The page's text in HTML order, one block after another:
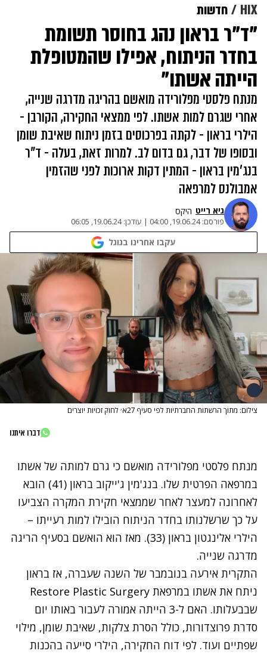
HIX חדשות
"ד"ר בראון נהג בחוסר תשומת
בחדר הניתוח, אפילו שהמטופלת
הייתה אשתו"
מנתח פלסטי מפלורידה מואשם בהריגה מדרגה שנייה,
אחרי שגרם למות אשתו. לפי ממצאי החקירה, הקורבן -
הילרי בראון - לקתה בפרכוסים בזמן ניתוח שאיבת שומן
ובסופו של דבר, גם בדום לב. למרות זאת, בעלה - ד"ר
בנג'מין בראון - המתין דקות ארוכות לפני שהזמין
אמבולנס למרפאה
גיא רייט היקס
פורסם:19.06.24, 04:00
| עודכן:19.06.24, 06:05
עקבו אחרינו בגוגל
צילום: מתוך הרשתות החברתיות לפי סעיף 27א׳ לחוק זכויות יוצרים
דברו איתנו
מנתח פלסטי מפלורידה מואשם כי גרם למותה של אשתו
במרפאה הפרטית שלו. בנג'מין ג'ייקוב בראון (41) הובא
לאחרונה למעצר לאחר שממצאי חקירת המקרה הצביעו
על כך שרשלנותו בחדר הניתוח הובילו למות רעייתו –
הילרי אלינגטון בראון (33). מאז הוא הואשם בסעיף הריגה
מדרגה שנייה.
התקרית אירעה בנובמבר של השנה שעברה, אז בראון
ניתח את אשתו במרפאת Restore Plastic Surgery
שבבעלותו. האם ל-3 הייתה אמורה לעבור באותו יום
סדרת פרוצדורות, כולל הסרת צלקות, שאיבת שומן, מילוי
שפתיים ועוד. לפי דוח החקירה, הילרי סייעה בהכנות